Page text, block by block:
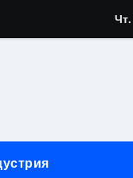
ресниц
диаметров